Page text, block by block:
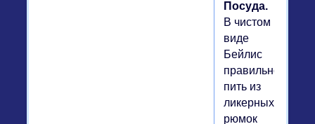
Посуда.
В чистом
виде
Бейлис
правильно
пить из
ликерных
рюмок